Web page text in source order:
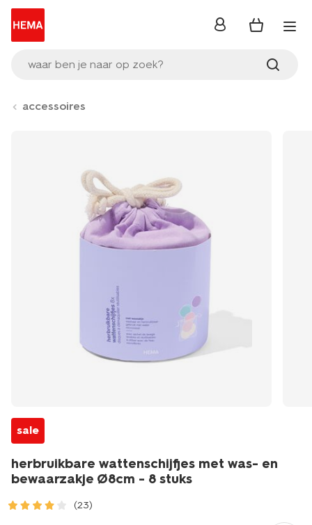
waar ben je naar op zoek?
inloggen
accessoires
sale
herbruikbare wattenschijfjes met was- en
bewaarzakje Ø8cm - 8 stuks
(23)